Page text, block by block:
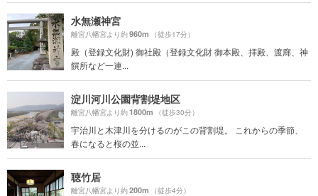
水無瀬神宮
離宮八幡宮より約960m （徒歩17分）
殿（登録文化財) 御社殿（登録文化財 御本殿、拝殿、渡廊、神
饌所など一連...
淀川河川公園背割堤地区
離宮八幡宮より約1800m （徒歩30分）
宇治川と木津川を分けるのがこの背割堤。 これからの季節、
春になると桜の並...
聴竹居
離宮八幡宮より約200m （徒歩4分）